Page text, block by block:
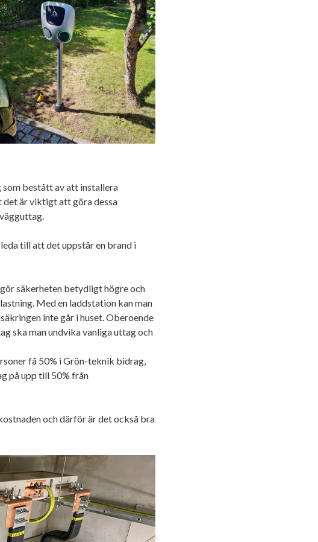
som bestått av att installera
är viktigt att göra dessa
till att det uppstår en brand i
säkerheten betydligt högre och
Med en laddstation kan man
inte går i huset. Oberoende
ska man undvika vanliga uttag och
få 50% i Grön-teknik bidrag,
på upp till 50% från
och därför är det också bra